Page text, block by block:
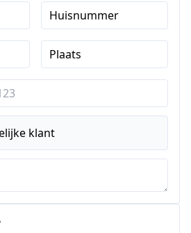
Huisnummer
Plaats
klant